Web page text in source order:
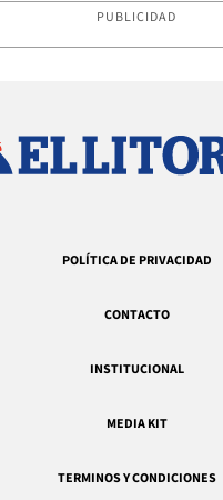
PUBLICIDAD
POLÍTICA DE PRIVACIDAD
CONTACTO
INSTITUCIONAL
MEDIA KIT
TERMINOS Y CONDICIONES